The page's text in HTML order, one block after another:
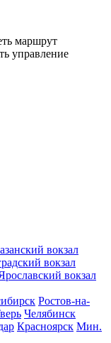
маршрут
управление
вокзал
вокзал
вокзал
Ростов-на-
Челябинск
Красноярск Мин.